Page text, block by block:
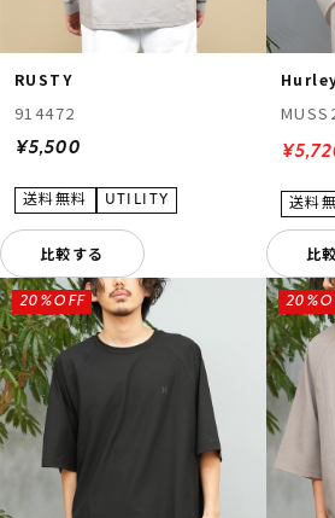
RUSTY
914472
¥5,500
比較する 比
20%OFF